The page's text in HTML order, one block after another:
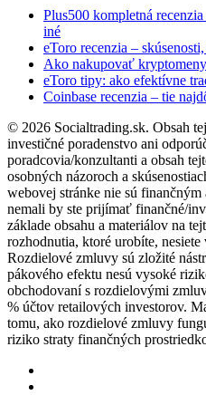
Plus500 kompletná
iné
eToro recenzia –
Ako nakupovať
eToro tipy: ako efektívne
Coinbase recenzia – tie
© 2026 Socialtrading.sk. Obsah
investičné poradenstvo ani
poradcovia/konzultanti a obsah
osobných názoroch a
webovej stránke nie sú
nemali by ste prijímať finančné/
základe obsahu a materiálov na
rozhodnutia, ktoré urobíte,
Rozdielové zmluvy sú zložité
pákového efektu nesú vysoké
obchodovaní s rozdielovými
% účtov retailových investorov.
tomu, ako rozdielové zmluvy
riziko straty finančných